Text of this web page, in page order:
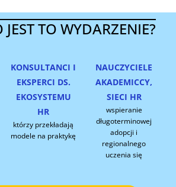
TO WYDARZENIE?
KONSULTANCI I
EKSPERCI DS.
EKOSYSTEMU
HR
którzy przekładają
modele na praktykę
NAUCZYCIELE
AKADEMICCY,
SIECI HR
wspieranie
długoterminowej
adopcji i
regionalnego
uczenia się